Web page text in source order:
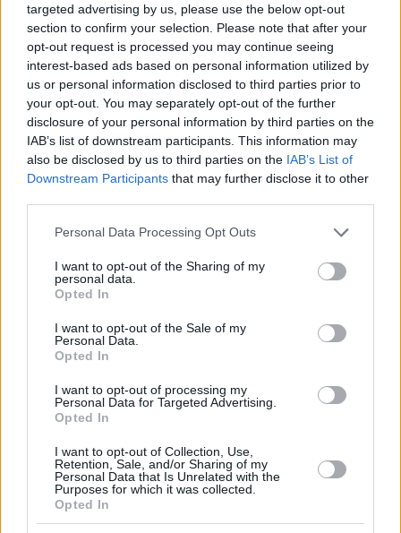
targeted advertising by us, please use the below opt-out
section to confirm your selection. Please note that after your
opt-out request is processed you may continue seeing
interest-based ads based on personal information utilized by
us or personal information disclosed to third parties prior to
your opt-out. You may separately opt-out of the further
disclosure of your personal information by third parties on the
IAB’s list of downstream participants. This information may
also be disclosed by us to third parties on the IAB’s List of
Downstream Participants that may further disclose it to other
Please note that this website/app uses one or more Google
not limited to your visit or usage behaviour. You may click to
grant or deny consent to Google and its third-party tags to
use your data for below specified purposes in below Google
consent section.
Personal Data Processing Opt Outs
I want to opt-out of the Sharing of my
personal data.
Opted In
I want to opt-out of the Sale of my
Personal Data.
Opted In
I want to opt-out of processing my
Personal Data for Targeted Advertising.
Opted In
I want to opt-out of Collection, Use,
Retention, Sale, and/or Sharing of my
Personal Data that Is Unrelated with the
Purposes for which it was collected.
Opted In
Προάστια. «Η Ελλάδα προσφέρει έναν μοναδικό
τρόπο ζωής: ηλιοφάνεια, θάλασσα, δραστηριότητες
όλο τον χρόνο. Κάθε πρωί, ανοίγεις τα μάτια σου και
βλέπεις μπλε ουρανό». Ωστόσο, αυτό που τον
εντυπωσιάζει περισσότερο είναι η στάση των
Ελλήνων. «Ακόμα και σε περιόδους κρίσης, οι
άνθρωποι καταφέρνουν να χαμογελούν. Αυτή η
Η κοινότητα των expats στα Νότια Προάστια, όπως
χρόνια, αλλά εξακολουθεί να αποτελεί μία από τις πιο
ζωντανές και διεθνώς προσανατολισμένες ομάδες στη
χώρα. «Δεν είναι πια όπως παλιά. Οι Βρετανοί είναι
πλέον αισθητά λιγότεροι. Στη θέση τους, βλέπεις
σχολείων — και αρκετούς Ισραηλινούς, πολλοί εκ των
οποίων δραστηριοποιούνται στον τομέα της
τεχνολογίας ή έχουν οικογένειες εγκατεστημένες στην